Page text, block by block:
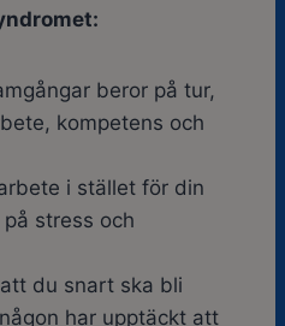
beror på tur,
kompetens och
i stället för din
stress och
du snart ska bli
har upptäckt att